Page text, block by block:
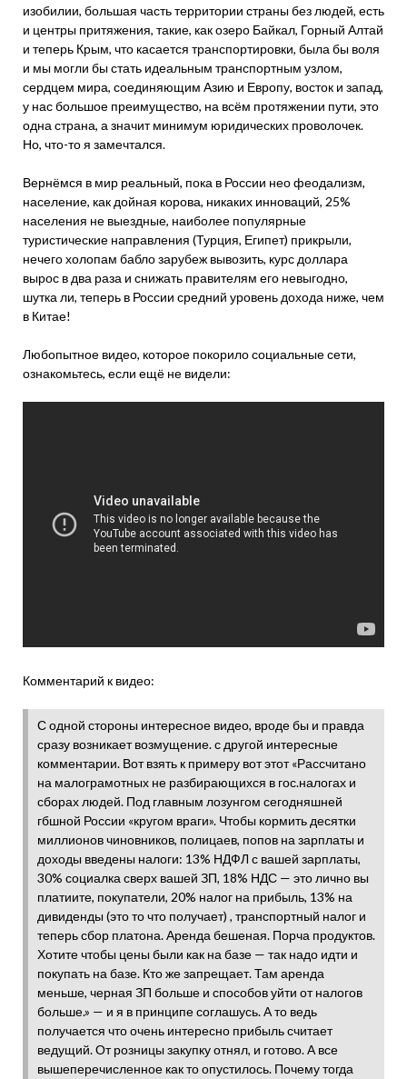
изобилии, большая часть территории страны без людей, есть
и центры притяжения, такие, как озеро Байкал, Горный Алтай
и теперь Крым, что касается транспортировки, была бы воля
и мы могли бы стать идеальным транспортным узлом,
сердцем мира, соединяющим Азию и Европу, восток и запад,
у нас большое преимущество, на всём протяжении пути, это
одна страна, а значит минимум юридических проволочек.
Но, что-то я замечтался.
Вернёмся в мир реальный, пока в России нео феодализм,
население, как дойная корова, никаких инноваций, 25%
населения не выездные, наиболее популярные
туристические направления (Турция, Египет) прикрыли,
нечего холопам бабло зарубеж вывозить, курс доллара
вырос в два раза и снижать правителям его невыгодно,
шутка ли, теперь в России средний уровень дохода ниже, чем
в Китае!
Любопытное видео, которое покорило социальные сети,
ознакомьтесь, если ещё не видели:
Комментарий к видео:
С одной стороны интересное видео, вроде бы и правда
сразу возникает возмущение. с другой интересные
комментарии. Вот взять к примеру вот этот «Рассчитано
на малограмотных не разбирающихся в гос.налогах и
сборах людей. Под главным лозунгом сегодняшней
гбшной России «кругом враги». Чтобы кормить десятки
миллионов чиновников, полицаев, попов на зарплаты и
доходы введены налоги: 13% НДФЛ с вашей зарплаты,
30% социалка сверх вашей ЗП, 18% НДС — это лично вы
платиите, покупатели, 20% налог на прибыль, 13% на
дивиденды (это то что получает) , транспортный налог и
теперь сбор платона. Аренда бешеная. Порча продуктов.
Хотите чтобы цены были как на базе — так надо идти и
покупать на базе. Кто же запрещает. Там аренда
меньше, черная ЗП больше и способов уйти от налогов
больше.» — и я в принципе соглашусь. А то ведь
получается что очень интересно прибыль считает
ведущий. От розницы закупку отнял, и готово. А все
вышеперечисленное как то опустилось. Почему тогда